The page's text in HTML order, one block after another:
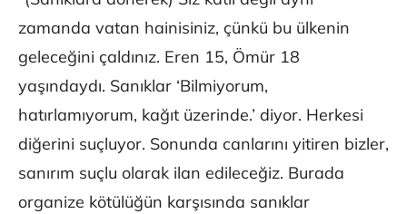
zamanda vatan hainisiniz, çünkü bu ülkenin
geleceğini çaldınız. Eren 15, Ömür 18
yaşındaydı. Sanıklar ‘Bilmiyorum,
hatırlamıyorum, kağıt üzerinde.’ diyor. Herkesi
diğerini suçluyor. Sonunda canlarını yitiren bizler,
sanırım suçlu olarak ilan edileceğiz. Burada
organize kötülüğün karşısında sanıklar